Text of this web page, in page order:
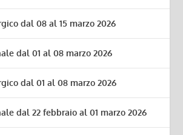
dal 08 al 15 marzo 2026
dal 01 al 08 marzo 2026
dal 01 al 08 marzo 2026
dal 22 febbraio al 01 marzo 2026